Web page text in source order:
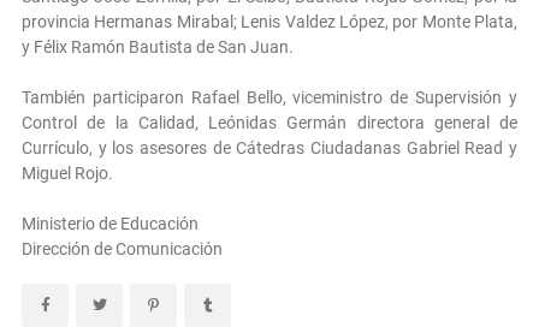
provincia Hermanas Mirabal; Lenis Valdez López, por Monte Plata,
y Félix Ramón Bautista de San Juan.
También participaron Rafael Bello, viceministro de Supervisión y
Control de la Calidad, Leónidas Germán directora general de
Currículo, y los asesores de Cátedras Ciudadanas Gabriel Read y
Miguel Rojo.
Ministerio de Educación
Dirección de Comunicación